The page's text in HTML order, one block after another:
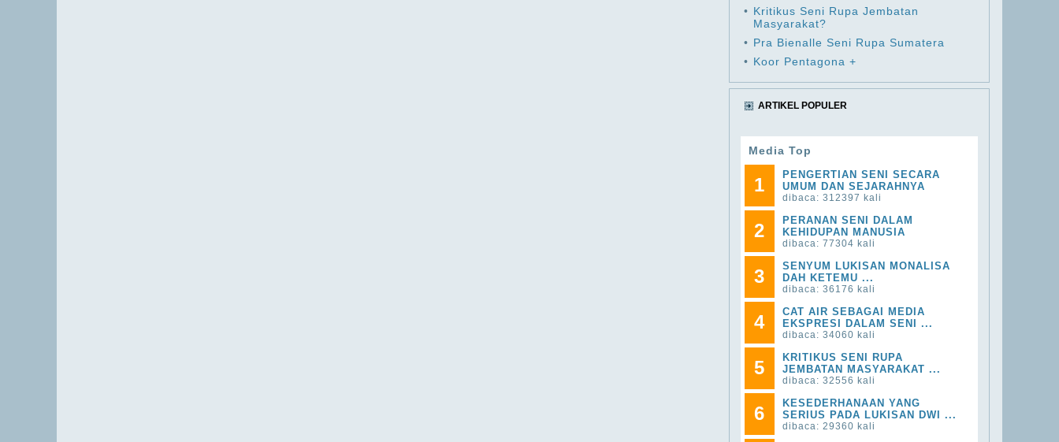
• Kritikus Seni Rupa Jembatan
Masyarakat?
• Pra Bienalle Seni Rupa Sumatera
• Koor Pentagona +
ARTIKEL POPULER
Media Top
1
PENGERTIAN SENI SECARA
UMUM DAN SEJARAHNYA
dibaca: 312397 kali
2
PERANAN SENI DALAM
KEHIDUPAN MANUSIA
dibaca: 77304 kali
3
SENYUM LUKISAN MONALISA
DAH KETEMU ...
dibaca: 36176 kali
4
CAT AIR SEBAGAI MEDIA
EKSPRESI DALAM SENI ...
dibaca: 34060 kali
5
KRITIKUS SENI RUPA
JEMBATAN MASYARAKAT ...
dibaca: 32556 kali
6
KESEDERHANAAN YANG
SERIUS PADA LUKISAN DWI ...
dibaca: 29360 kali